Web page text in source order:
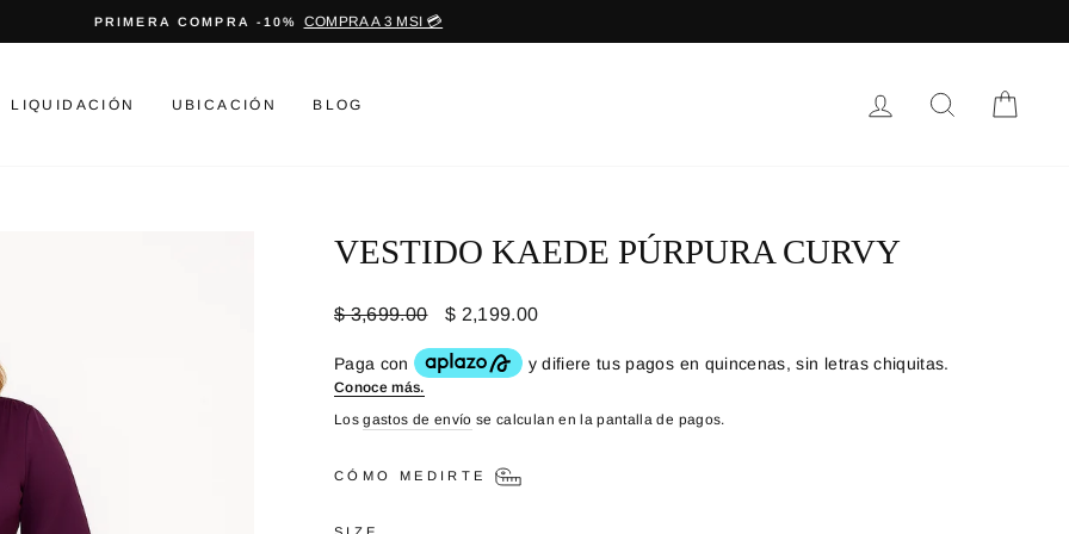
diapositivas
PRIMERA COMPRA -10% COMPRA A 3 MSI 💳
LIQUIDACIÓN UBICACIÓN BLOG INGRESARBUSCAR
VESTIDO KAEDE PÚRPURA CURVY
Precio
$ 3,699.00
Precio
oferta
$ 2,199.00
Losgastos de envío se calculan en la pantalla de pagos.
CÓMO MEDIRTE